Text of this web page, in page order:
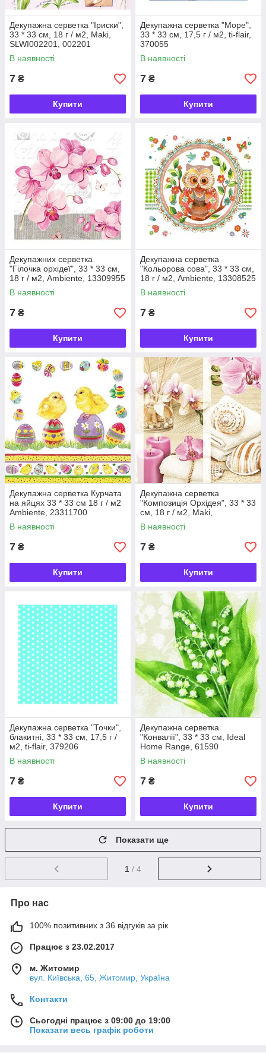
Декупажна серветка "Іриски",
33 * 33 см, 18 г / м2, Maki,
SLWI002201, 002201
В наявності
7 ₴
Купити
Декупажна серветка "Море",
33 * 33 см, 17,5 г / м2, ti-flair,
370055
В наявності
7 ₴
Купити
Декупажних серветка
"Гілочка орхідеї", 33 * 33 см,
18 г / м2, Ambiente, 13309955
В наявності
7 ₴
Купити
Декупажна серветка
"Кольорова сова", 33 * 33 см,
18 г / м2, Ambiente, 13308525
В наявності
7 ₴
Купити
Декупажна серветка Курчата
на яйцях 33 * 33 см 18 г / м2
Ambiente, 23311700
В наявності
7 ₴
Купити
Декупажна серветка
"Композиція Орхідея", 33 * 33
см, 18 г / м2, Maki,
SLOG027401, 532287
В наявності
7 ₴
Купити
Декупажна серветка "Точки",
блакитні, 33 * 33 см, 17,5 г /
м2, ti-flair, 379206
В наявності
7 ₴
Купити
Декупажна серветка
"Конвалії", 33 * 33 см, Ideal
Home Range, 61590
В наявності
7 ₴
Купити
Показати ще
1 / 4
Про нас
100% позитивних з 36 відгуків за рік
Працює з 23.02.2017
м. Житомир
вул. Київська, 65, Житомир, Україна
Контакти
Сьогодні працює з 09:00 до 19:00
Показати весь графік роботи